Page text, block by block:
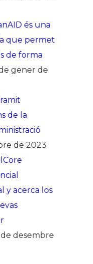
és una
que permet
de forma
gener de
de la
de 2023
y acerca los
de desembre